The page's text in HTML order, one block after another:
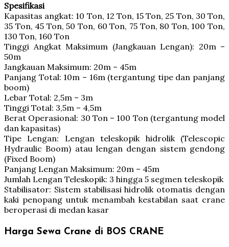
Spesifikasi
Kapasitas angkat: 10 Ton, 12 Ton, 15 Ton, 25 Ton, 30 Ton,
35 Ton, 45 Ton, 50 Ton, 60 Ton, 75 Ton, 80 Ton, 100 Ton,
130 Ton, 160 Ton
Tinggi Angkat Maksimum (Jangkauan Lengan): 20m –
50m
Jangkauan Maksimum: 20m – 45m
Panjang Total: 10m – 16m (tergantung tipe dan panjang
boom)
Lebar Total: 2,5m – 3m
Tinggi Total: 3,5m – 4,5m
Berat Operasional: 30 Ton – 100 Ton (tergantung model
dan kapasitas)
Tipe Lengan: Lengan teleskopik hidrolik (Telescopic
Hydraulic Boom) atau lengan dengan sistem gendong
(Fixed Boom)
Panjang Lengan Maksimum: 20m – 45m
Jumlah Lengan Teleskopik: 3 hingga 5 segmen teleskopik
Stabilisator: Sistem stabilisasi hidrolik otomatis dengan
kaki penopang untuk menambah kestabilan saat crane
beroperasi di medan kasar
Harga Sewa Crane di BOS CRANE